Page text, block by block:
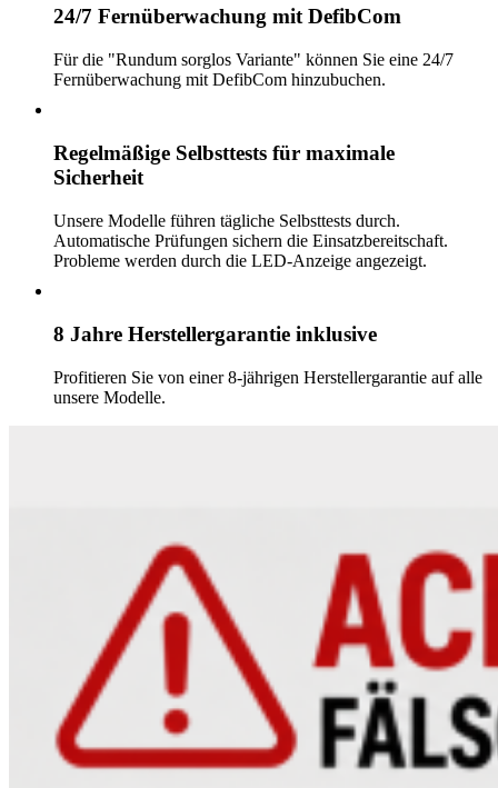
24/7 Fernüberwachung mit DefibCom
Für die "Rundum sorglos Variante" können Sie eine 24/7
Fernüberwachung mit DefibCom hinzubuchen.
Regelmäßige Selbsttests für maximale
Sicherheit
Unsere Modelle führen tägliche Selbsttests durch.
Automatische Prüfungen sichern die Einsatzbereitschaft.
Probleme werden durch die LED-Anzeige angezeigt.
8 Jahre Herstellergarantie inklusive
Profitieren Sie von einer 8-jährigen Herstellergarantie auf alle
unsere Modelle.